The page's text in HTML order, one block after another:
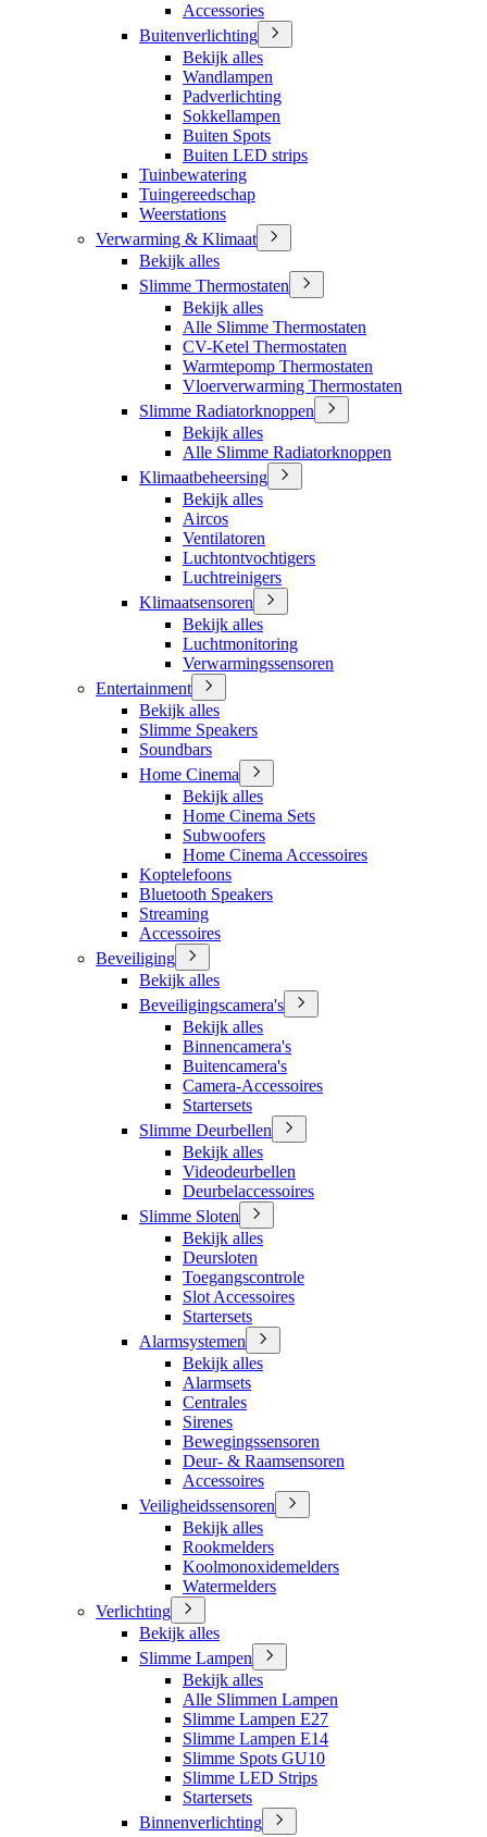
Accessories
Buitenverlichting
Bekijk alles
Wandlampen
Padverlichting
Sokkellampen
Buiten Spots
Buiten LED strips
Tuinbewatering
Tuingereedschap
Weerstations
Verwarming & Klimaat
Bekijk alles
Slimme Thermostaten
Bekijk alles
Alle Slimme Thermostaten
CV-Ketel Thermostaten
Warmtepomp Thermostaten
Vloerverwarming Thermostaten
Slimme Radiatorknoppen
Bekijk alles
Alle Slimme Radiatorknoppen
Klimaatbeheersing
Bekijk alles
Aircos
Ventilatoren
Luchtontvochtigers
Luchtreinigers
Klimaatsensoren
Bekijk alles
Luchtmonitoring
Verwarmingssensoren
Entertainment
Bekijk alles
Slimme Speakers
Soundbars
Home Cinema
Bekijk alles
Home Cinema Sets
Subwoofers
Home Cinema Accessoires
Koptelefoons
Bluetooth Speakers
Streaming
Accessoires
Beveiliging
Bekijk alles
Beveiligingscamera's
Bekijk alles
Binnencamera's
Buitencamera's
Camera-Accessoires
Startersets
Slimme Deurbellen
Bekijk alles
Videodeurbellen
Deurbelaccessoires
Slimme Sloten
Bekijk alles
Deursloten
Toegangscontrole
Slot Accessoires
Startersets
Alarmsystemen
Bekijk alles
Alarmsets
Centrales
Sirenes
Bewegingssensoren
Deur- & Raamsensoren
Accessoires
Veiligheidssensoren
Bekijk alles
Rookmelders
Koolmonoxidemelders
Watermelders
Verlichting
Bekijk alles
Slimme Lampen
Bekijk alles
Alle Slimmen Lampen
Slimme Lampen E27
Slimme Lampen E14
Slimme Spots GU10
Slimme LED Strips
Startersets
Binnenverlichting